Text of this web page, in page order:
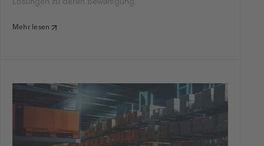
Lösungen zu deren Bewältigung.
Mehr lesen